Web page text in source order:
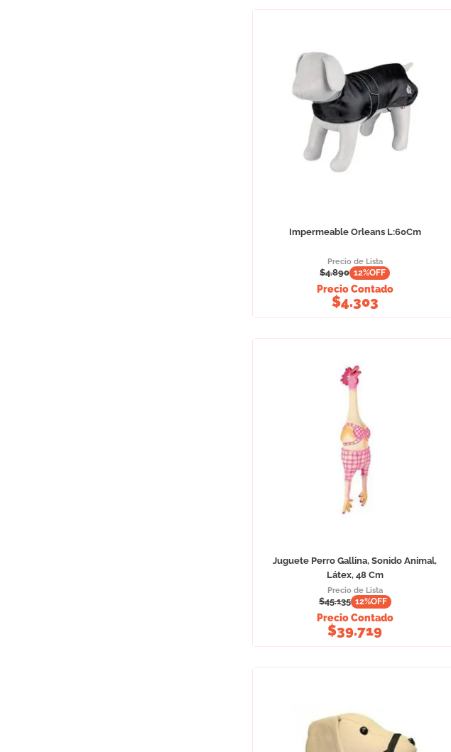
Impermeable Orleans L:60Cm
Precio de Lista
$4.890 12%OFF
Precio Contado
$4.303
Juguete Perro Gallina, Sonido Animal,
Látex, 48 Cm
Precio de Lista
$45.135 12%OFF
Precio Contado
$39.719